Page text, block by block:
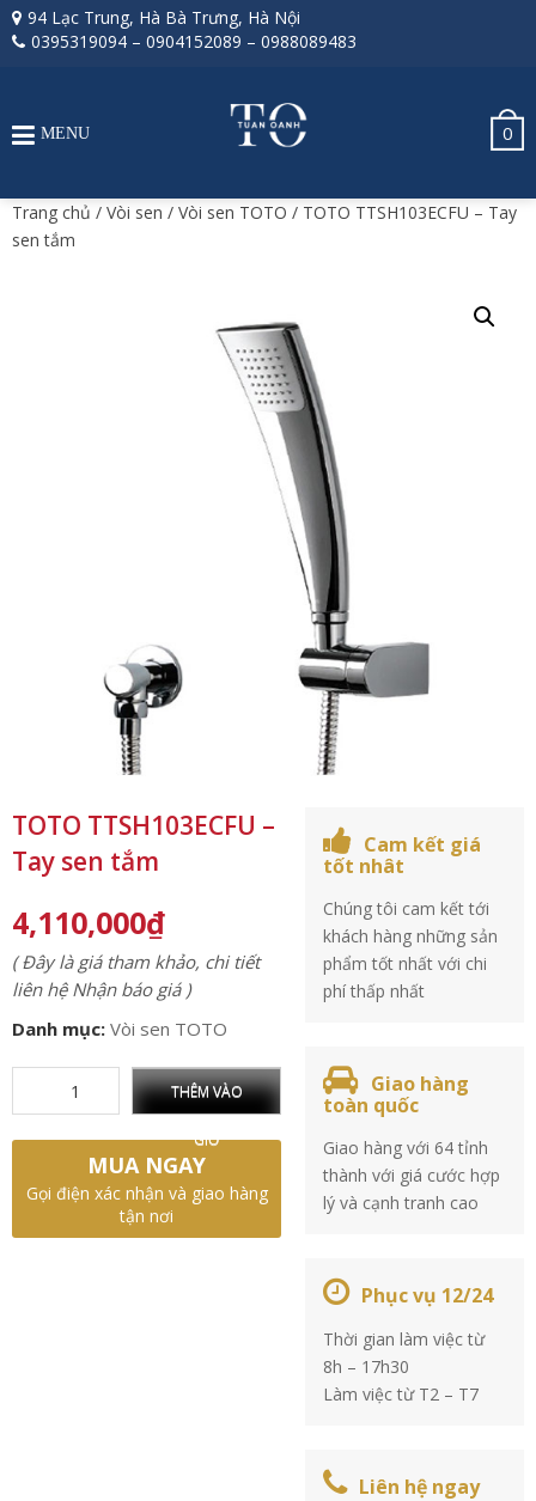
94 Lạc Trung, Hà Bà Trưng, Hà Nội
0395319094 – 0904152089 – 0988089483
0
MENU
Trang chủ / Vòi sen / Vòi sen TOTO / TOTO TTSH103ECFU – Tay
sen tắm
TOTO TTSH103ECFU –
Tay sen tắm
4,110,000₫
( Đây là giá tham khảo, chi tiết
liên hệ Nhận báo giá )
Danh mục: Vòi sen TOTO
THÊM VÀO
GIỎ
MUA NGAY
Gọi điện xác nhận và giao hàng
tận nơi
Cam kết giá
tốt nhât
Chúng tôi cam kết tới
khách hàng những sản
phẩm tốt nhất với chi
phí thấp nhất
Giao hàng
toàn quốc
Giao hàng với 64 tỉnh
thành với giá cước hợp
lý và cạnh tranh cao
Phục vụ 12/24
Thời gian làm việc từ
8h – 17h30
Làm việc từ T2 – T7
Liên hệ ngay